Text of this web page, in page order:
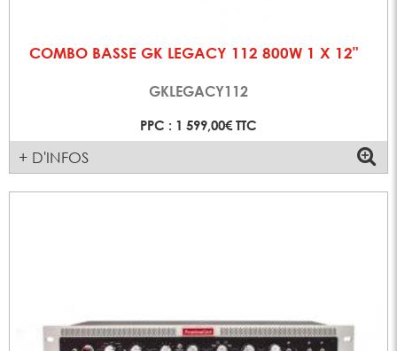
COMBO BASSE GK LEGACY 112 800W 1 X 12"
GKLEGACY112
PPC : 1 599,00€ TTC
+ D'INFOS